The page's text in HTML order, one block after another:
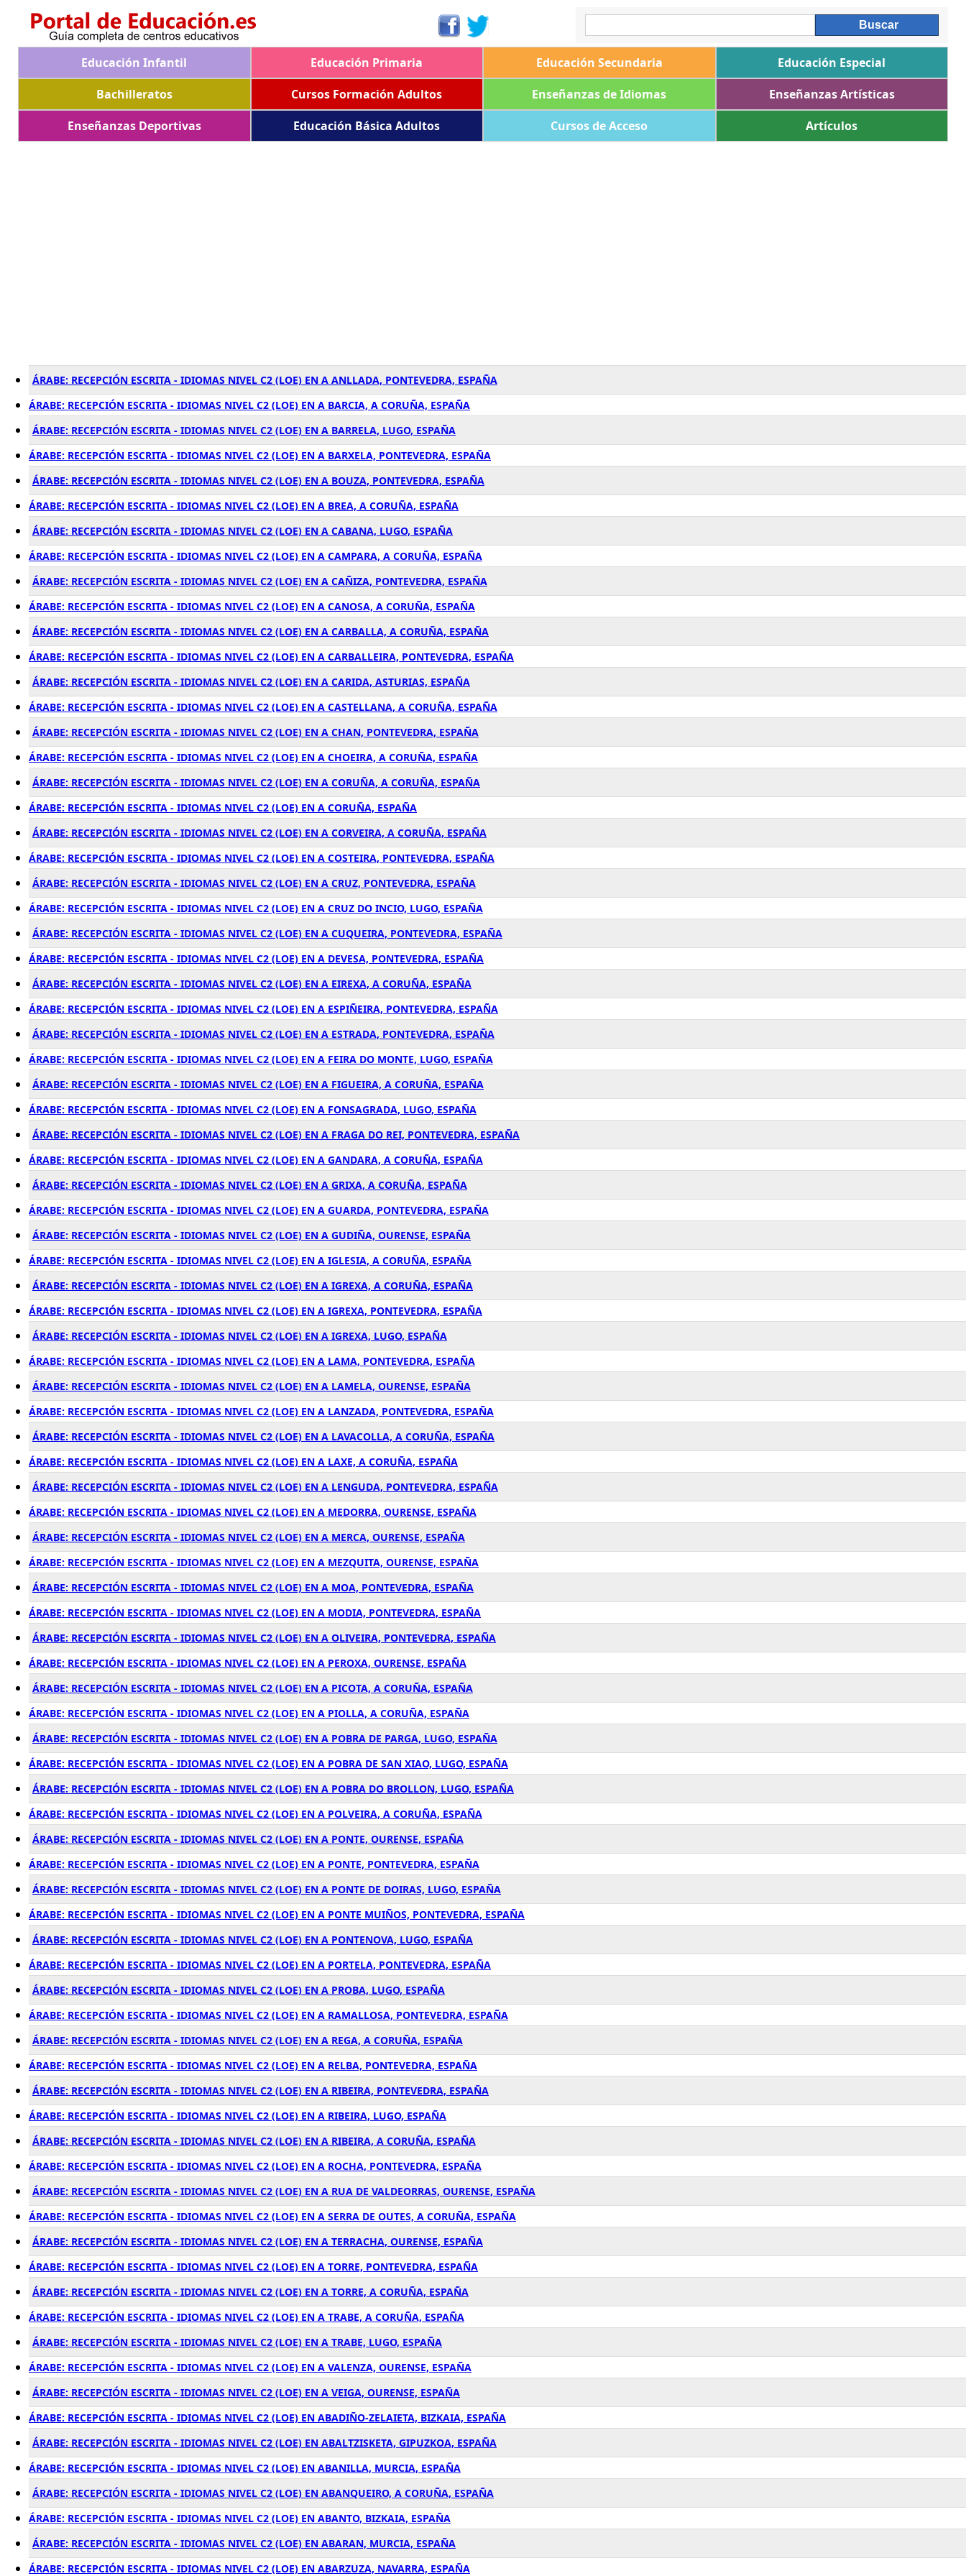
Educación Infantil Educación Primaria Educación Secundaria
Educación Especial
Bachilleratos
Cursos Formación Adultos Enseñanzas de Idiomas
Enseñanzas Artísticas
Enseñanzas Deportivas
Educación Básica Adultos Cursos de Acceso Artículos
ÁRABE: RECEPCIÓN ESCRITA - IDIOMAS NIVEL C2 (LOE) EN A ANLLADA, PONTEVEDRA, ESPAÑA
ÁRABE: RECEPCIÓN ESCRITA - IDIOMAS NIVEL C2 (LOE) EN A BARCIA, A CORUÑA, ESPAÑA
ÁRABE: RECEPCIÓN ESCRITA - IDIOMAS NIVEL C2 (LOE) EN A BARRELA, LUGO, ESPAÑA
ÁRABE: RECEPCIÓN ESCRITA - IDIOMAS NIVEL C2 (LOE) EN A BARXELA, PONTEVEDRA, ESPAÑA
ÁRABE: RECEPCIÓN ESCRITA - IDIOMAS NIVEL C2 (LOE) EN A BOUZA, PONTEVEDRA, ESPAÑA
ÁRABE: RECEPCIÓN ESCRITA - IDIOMAS NIVEL C2 (LOE) EN A BREA, A CORUÑA, ESPAÑA
ÁRABE: RECEPCIÓN ESCRITA - IDIOMAS NIVEL C2 (LOE) EN A CABANA, LUGO, ESPAÑA
ÁRABE: RECEPCIÓN ESCRITA - IDIOMAS NIVEL C2 (LOE) EN A CAMPARA, A CORUÑA, ESPAÑA
ÁRABE: RECEPCIÓN ESCRITA - IDIOMAS NIVEL C2 (LOE) EN A CAÑIZA, PONTEVEDRA, ESPAÑA
ÁRABE: RECEPCIÓN ESCRITA - IDIOMAS NIVEL C2 (LOE) EN A CANOSA, A CORUÑA, ESPAÑA
ÁRABE: RECEPCIÓN ESCRITA - IDIOMAS NIVEL C2 (LOE) EN A CARBALLA, A CORUÑA, ESPAÑA
ÁRABE: RECEPCIÓN ESCRITA - IDIOMAS NIVEL C2 (LOE) EN A CARBALLEIRA, PONTEVEDRA, ESPAÑA
ÁRABE: RECEPCIÓN ESCRITA - IDIOMAS NIVEL C2 (LOE) EN A CARIDA, ASTURIAS, ESPAÑA
ÁRABE: RECEPCIÓN ESCRITA - IDIOMAS NIVEL C2 (LOE) EN A CASTELLANA, A CORUÑA, ESPAÑA
ÁRABE: RECEPCIÓN ESCRITA - IDIOMAS NIVEL C2 (LOE) EN A CHAN, PONTEVEDRA, ESPAÑA
ÁRABE: RECEPCIÓN ESCRITA - IDIOMAS NIVEL C2 (LOE) EN A CHOEIRA, A CORUÑA, ESPAÑA
ÁRABE: RECEPCIÓN ESCRITA - IDIOMAS NIVEL C2 (LOE) EN A CORUÑA, A CORUÑA, ESPAÑA
ÁRABE: RECEPCIÓN ESCRITA - IDIOMAS NIVEL C2 (LOE) EN A CORUÑA, ESPAÑA
ÁRABE: RECEPCIÓN ESCRITA - IDIOMAS NIVEL C2 (LOE) EN A CORVEIRA, A CORUÑA, ESPAÑA
ÁRABE: RECEPCIÓN ESCRITA - IDIOMAS NIVEL C2 (LOE) EN A COSTEIRA, PONTEVEDRA, ESPAÑA
ÁRABE: RECEPCIÓN ESCRITA - IDIOMAS NIVEL C2 (LOE) EN A CRUZ, PONTEVEDRA, ESPAÑA
ÁRABE: RECEPCIÓN ESCRITA - IDIOMAS NIVEL C2 (LOE) EN A CRUZ DO INCIO, LUGO, ESPAÑA
ÁRABE: RECEPCIÓN ESCRITA - IDIOMAS NIVEL C2 (LOE) EN A CUQUEIRA, PONTEVEDRA, ESPAÑA
ÁRABE: RECEPCIÓN ESCRITA - IDIOMAS NIVEL C2 (LOE) EN A DEVESA, PONTEVEDRA, ESPAÑA
ÁRABE: RECEPCIÓN ESCRITA - IDIOMAS NIVEL C2 (LOE) EN A EIREXA, A CORUÑA, ESPAÑA
ÁRABE: RECEPCIÓN ESCRITA - IDIOMAS NIVEL C2 (LOE) EN A ESPIÑEIRA, PONTEVEDRA, ESPAÑA
ÁRABE: RECEPCIÓN ESCRITA - IDIOMAS NIVEL C2 (LOE) EN A ESTRADA, PONTEVEDRA, ESPAÑA
ÁRABE: RECEPCIÓN ESCRITA - IDIOMAS NIVEL C2 (LOE) EN A FEIRA DO MONTE, LUGO, ESPAÑA
ÁRABE: RECEPCIÓN ESCRITA - IDIOMAS NIVEL C2 (LOE) EN A FIGUEIRA, A CORUÑA, ESPAÑA
ÁRABE: RECEPCIÓN ESCRITA - IDIOMAS NIVEL C2 (LOE) EN A FONSAGRADA, LUGO, ESPAÑA
ÁRABE: RECEPCIÓN ESCRITA - IDIOMAS NIVEL C2 (LOE) EN A FRAGA DO REI, PONTEVEDRA, ESPAÑA
ÁRABE: RECEPCIÓN ESCRITA - IDIOMAS NIVEL C2 (LOE) EN A GANDARA, A CORUÑA, ESPAÑA
ÁRABE: RECEPCIÓN ESCRITA - IDIOMAS NIVEL C2 (LOE) EN A GRIXA, A CORUÑA, ESPAÑA
ÁRABE: RECEPCIÓN ESCRITA - IDIOMAS NIVEL C2 (LOE) EN A GUARDA, PONTEVEDRA, ESPAÑA
ÁRABE: RECEPCIÓN ESCRITA - IDIOMAS NIVEL C2 (LOE) EN A GUDIÑA, OURENSE, ESPAÑA
ÁRABE: RECEPCIÓN ESCRITA - IDIOMAS NIVEL C2 (LOE) EN A IGLESIA, A CORUÑA, ESPAÑA
ÁRABE: RECEPCIÓN ESCRITA - IDIOMAS NIVEL C2 (LOE) EN A IGREXA, A CORUÑA, ESPAÑA
ÁRABE: RECEPCIÓN ESCRITA - IDIOMAS NIVEL C2 (LOE) EN A IGREXA, PONTEVEDRA, ESPAÑA
ÁRABE: RECEPCIÓN ESCRITA - IDIOMAS NIVEL C2 (LOE) EN A IGREXA, LUGO, ESPAÑA
ÁRABE: RECEPCIÓN ESCRITA - IDIOMAS NIVEL C2 (LOE) EN A LAMA, PONTEVEDRA, ESPAÑA
ÁRABE: RECEPCIÓN ESCRITA - IDIOMAS NIVEL C2 (LOE) EN A LAMELA, OURENSE, ESPAÑA
ÁRABE: RECEPCIÓN ESCRITA - IDIOMAS NIVEL C2 (LOE) EN A LANZADA, PONTEVEDRA, ESPAÑA
ÁRABE: RECEPCIÓN ESCRITA - IDIOMAS NIVEL C2 (LOE) EN A LAVACOLLA, A CORUÑA, ESPAÑA
ÁRABE: RECEPCIÓN ESCRITA - IDIOMAS NIVEL C2 (LOE) EN A LAXE, A CORUÑA, ESPAÑA
ÁRABE: RECEPCIÓN ESCRITA - IDIOMAS NIVEL C2 (LOE) EN A LENGUDA, PONTEVEDRA, ESPAÑA
ÁRABE: RECEPCIÓN ESCRITA - IDIOMAS NIVEL C2 (LOE) EN A MEDORRA, OURENSE, ESPAÑA
ÁRABE: RECEPCIÓN ESCRITA - IDIOMAS NIVEL C2 (LOE) EN A MERCA, OURENSE, ESPAÑA
ÁRABE: RECEPCIÓN ESCRITA - IDIOMAS NIVEL C2 (LOE) EN A MEZQUITA, OURENSE, ESPAÑA
ÁRABE: RECEPCIÓN ESCRITA - IDIOMAS NIVEL C2 (LOE) EN A MOA, PONTEVEDRA, ESPAÑA
ÁRABE: RECEPCIÓN ESCRITA - IDIOMAS NIVEL C2 (LOE) EN A MODIA, PONTEVEDRA, ESPAÑA
ÁRABE: RECEPCIÓN ESCRITA - IDIOMAS NIVEL C2 (LOE) EN A OLIVEIRA, PONTEVEDRA, ESPAÑA
ÁRABE: RECEPCIÓN ESCRITA - IDIOMAS NIVEL C2 (LOE) EN A PEROXA, OURENSE, ESPAÑA
ÁRABE: RECEPCIÓN ESCRITA - IDIOMAS NIVEL C2 (LOE) EN A PICOTA, A CORUÑA, ESPAÑA
ÁRABE: RECEPCIÓN ESCRITA - IDIOMAS NIVEL C2 (LOE) EN A PIOLLA, A CORUÑA, ESPAÑA
ÁRABE: RECEPCIÓN ESCRITA - IDIOMAS NIVEL C2 (LOE) EN A POBRA DE PARGA, LUGO, ESPAÑA
ÁRABE: RECEPCIÓN ESCRITA - IDIOMAS NIVEL C2 (LOE) EN A POBRA DE SAN XIAO, LUGO, ESPAÑA
ÁRABE: RECEPCIÓN ESCRITA - IDIOMAS NIVEL C2 (LOE) EN A POBRA DO BROLLON, LUGO, ESPAÑA
ÁRABE: RECEPCIÓN ESCRITA - IDIOMAS NIVEL C2 (LOE) EN A POLVEIRA, A CORUÑA, ESPAÑA
ÁRABE: RECEPCIÓN ESCRITA - IDIOMAS NIVEL C2 (LOE) EN A PONTE, OURENSE, ESPAÑA
ÁRABE: RECEPCIÓN ESCRITA - IDIOMAS NIVEL C2 (LOE) EN A PONTE, PONTEVEDRA, ESPAÑA
ÁRABE: RECEPCIÓN ESCRITA - IDIOMAS NIVEL C2 (LOE) EN A PONTE DE DOIRAS, LUGO, ESPAÑA
ÁRABE: RECEPCIÓN ESCRITA - IDIOMAS NIVEL C2 (LOE) EN A PONTE MUIÑOS, PONTEVEDRA, ESPAÑA
ÁRABE: RECEPCIÓN ESCRITA - IDIOMAS NIVEL C2 (LOE) EN A PONTENOVA, LUGO, ESPAÑA
ÁRABE: RECEPCIÓN ESCRITA - IDIOMAS NIVEL C2 (LOE) EN A PORTELA, PONTEVEDRA, ESPAÑA
ÁRABE: RECEPCIÓN ESCRITA - IDIOMAS NIVEL C2 (LOE) EN A PROBA, LUGO, ESPAÑA
ÁRABE: RECEPCIÓN ESCRITA - IDIOMAS NIVEL C2 (LOE) EN A RAMALLOSA, PONTEVEDRA, ESPAÑA
ÁRABE: RECEPCIÓN ESCRITA - IDIOMAS NIVEL C2 (LOE) EN A REGA, A CORUÑA, ESPAÑA
ÁRABE: RECEPCIÓN ESCRITA - IDIOMAS NIVEL C2 (LOE) EN A RELBA, PONTEVEDRA, ESPAÑA
ÁRABE: RECEPCIÓN ESCRITA - IDIOMAS NIVEL C2 (LOE) EN A RIBEIRA, PONTEVEDRA, ESPAÑA
ÁRABE: RECEPCIÓN ESCRITA - IDIOMAS NIVEL C2 (LOE) EN A RIBEIRA, LUGO, ESPAÑA
ÁRABE: RECEPCIÓN ESCRITA - IDIOMAS NIVEL C2 (LOE) EN A RIBEIRA, A CORUÑA, ESPAÑA
ÁRABE: RECEPCIÓN ESCRITA - IDIOMAS NIVEL C2 (LOE) EN A ROCHA, PONTEVEDRA, ESPAÑA
ÁRABE: RECEPCIÓN ESCRITA - IDIOMAS NIVEL C2 (LOE) EN A RUA DE VALDEORRAS, OURENSE, ESPAÑA
ÁRABE: RECEPCIÓN ESCRITA - IDIOMAS NIVEL C2 (LOE) EN A SERRA DE OUTES, A CORUÑA, ESPAÑA
ÁRABE: RECEPCIÓN ESCRITA - IDIOMAS NIVEL C2 (LOE) EN A TERRACHA, OURENSE, ESPAÑA
ÁRABE: RECEPCIÓN ESCRITA - IDIOMAS NIVEL C2 (LOE) EN A TORRE, PONTEVEDRA, ESPAÑA
ÁRABE: RECEPCIÓN ESCRITA - IDIOMAS NIVEL C2 (LOE) EN A TORRE, A CORUÑA, ESPAÑA
ÁRABE: RECEPCIÓN ESCRITA - IDIOMAS NIVEL C2 (LOE) EN A TRABE, A CORUÑA, ESPAÑA
ÁRABE: RECEPCIÓN ESCRITA - IDIOMAS NIVEL C2 (LOE) EN A TRABE, LUGO, ESPAÑA
ÁRABE: RECEPCIÓN ESCRITA - IDIOMAS NIVEL C2 (LOE) EN A VALENZA, OURENSE, ESPAÑA
ÁRABE: RECEPCIÓN ESCRITA - IDIOMAS NIVEL C2 (LOE) EN A VEIGA, OURENSE, ESPAÑA
ÁRABE: RECEPCIÓN ESCRITA - IDIOMAS NIVEL C2 (LOE) EN ABADIÑO-ZELAIETA, BIZKAIA, ESPAÑA
ÁRABE: RECEPCIÓN ESCRITA - IDIOMAS NIVEL C2 (LOE) EN ABALTZISKETA, GIPUZKOA, ESPAÑA
ÁRABE: RECEPCIÓN ESCRITA - IDIOMAS NIVEL C2 (LOE) EN ABANILLA, MURCIA, ESPAÑA
ÁRABE: RECEPCIÓN ESCRITA - IDIOMAS NIVEL C2 (LOE) EN ABANQUEIRO, A CORUÑA, ESPAÑA
ÁRABE: RECEPCIÓN ESCRITA - IDIOMAS NIVEL C2 (LOE) EN ABANTO, BIZKAIA, ESPAÑA
ÁRABE: RECEPCIÓN ESCRITA - IDIOMAS NIVEL C2 (LOE) EN ABARAN, MURCIA, ESPAÑA
ÁRABE: RECEPCIÓN ESCRITA - IDIOMAS NIVEL C2 (LOE) EN ABARZUZA, NAVARRA, ESPAÑA